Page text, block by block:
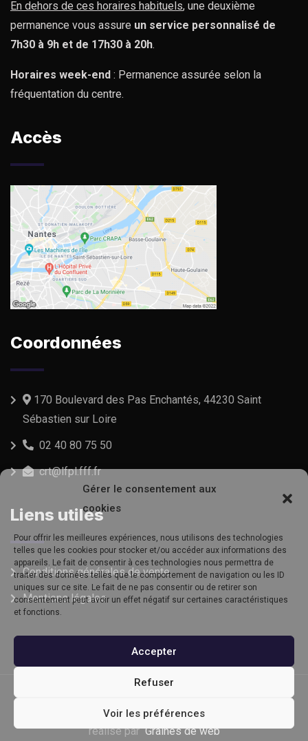
Gérer le consentement aux
cookies
Pour offrir les meilleures expériences, nous utilisons des technologies
telles que les cookies pour stocker et/ou accéder aux informations des
appareils. Le fait de consentir à ces technologies nous permettra de
traiter des données telles que le comportement de navigation ou les ID
uniques sur ce site. Le fait de ne pas consentir ou de retirer son
consentement peut avoir un effet négatif sur certaines caractéristiques
et fonctions.
Accepter
Refuser
Voir les préférences
En dehors de ces horaires habituels, une deuxième
permanence vous assure un service personnalisé de
7h30 à 9h et de 17h30 à 20h.
Horaires week-end : Permanence assurée selon la
fréquentation du centre.
Accès
Coordonnées
170 Boulevard des Pas Enchantés, 44230 Saint
Sébastien sur Loire
02 40 80 75 50
crt@lfpl.fff.fr
Liens utiles
Conditions générales de vente
Mentions légales
© Copyright CSR 2022. Tous droits réservés | Site
réalisé parGraines de web